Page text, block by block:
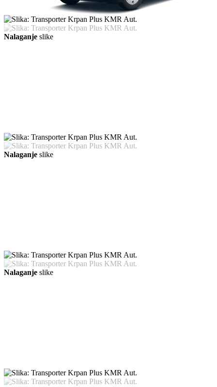
Nalaganje slike
Nalaganje slike
Nalaganje slike